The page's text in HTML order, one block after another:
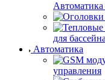
для бассейна
Автоматика
управления